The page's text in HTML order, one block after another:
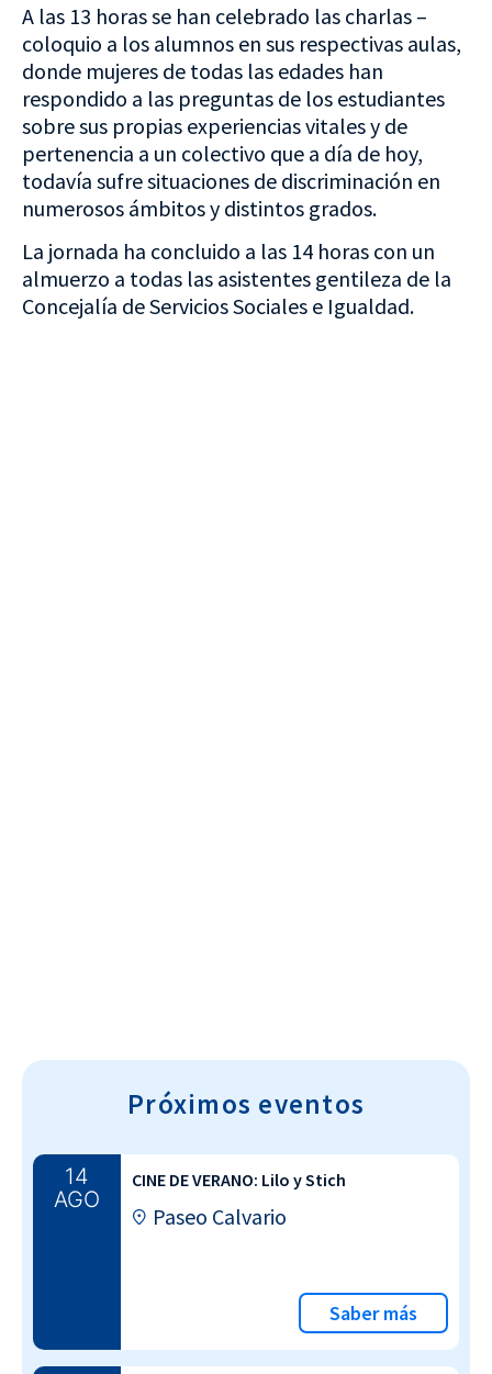
A las 13 horas se han celebrado las charlas –
coloquio a los alumnos en sus respectivas aulas,
donde mujeres de todas las edades han
respondido a las preguntas de los estudiantes
sobre sus propias experiencias vitales y de
pertenencia a un colectivo que a día de hoy,
todavía sufre situaciones de discriminación en
numerosos ámbitos y distintos grados.
La jornada ha concluido a las 14 horas con un
almuerzo a todas las asistentes gentileza de la
Concejalía de Servicios Sociales e Igualdad.
Próximos eventos
14
AGO
CINE DE VERANO: Lilo y Stich
Paseo Calvario
Saber más